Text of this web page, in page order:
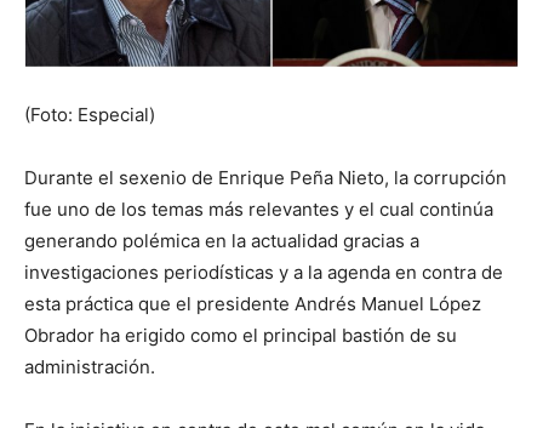
(Foto: Especial)
Durante el sexenio de Enrique Peña Nieto, la corrupción
fue uno de los temas más relevantes y el cual continúa
generando polémica en la actualidad gracias a
investigaciones periodísticas y a la agenda en contra de
esta práctica que el presidente Andrés Manuel López
Obrador ha erigido como el principal bastión de su
administración.